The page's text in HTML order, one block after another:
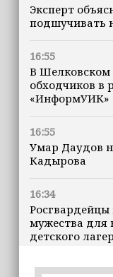
Эксперт
подшучивать
16:55
В Шелковском
обходчиков в
«ИнформУИК»
16:55
Умар Даудов
Кадырова
16:34
Росгвардейцы
мужества для
детского
16:30